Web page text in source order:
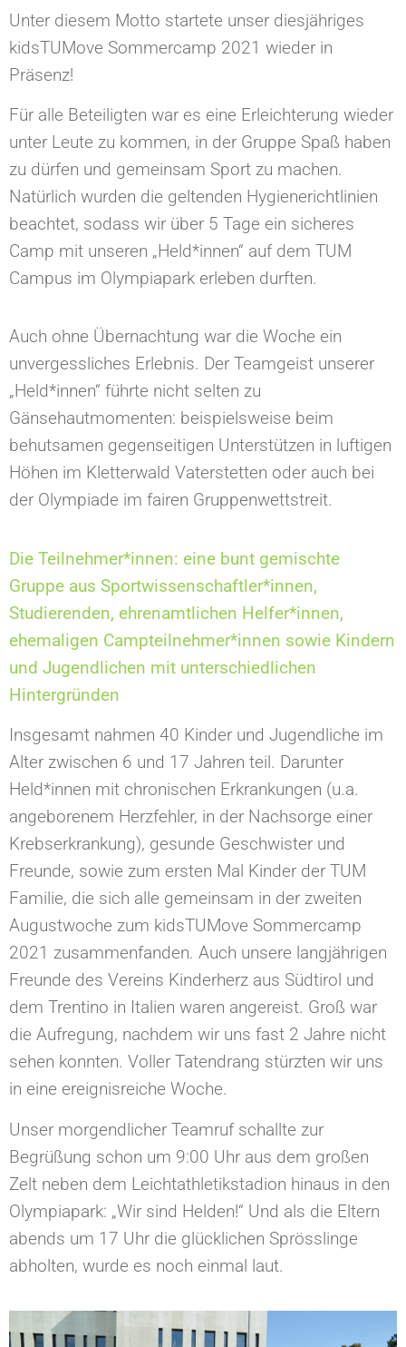
Unter diesem Motto startete unser diesjähriges
kidsTUMove Sommercamp 2021 wieder in
Präsenz!
Für alle Beteiligten war es eine Erleichterung wieder
unter Leute zu kommen, in der Gruppe Spaß haben
zu dürfen und gemeinsam Sport zu machen.
Natürlich wurden die geltenden Hygienerichtlinien
beachtet, sodass wir über 5 Tage ein sicheres
Camp mit unseren „Held*innen“ auf dem TUM
Campus im Olympiapark erleben durften.
Auch ohne Übernachtung war die Woche ein
unvergessliches Erlebnis. Der Teamgeist unserer
„Held*innen“ führte nicht selten zu
Gänsehautmomenten: beispielsweise beim
behutsamen gegenseitigen Unterstützen in luftigen
Höhen im Kletterwald Vaterstetten oder auch bei
der Olympiade im fairen Gruppenwettstreit.
Die Teilnehmer*innen: eine bunt gemischte
Gruppe aus Sportwissenschaftler*innen,
Studierenden, ehrenamtlichen Helfer*innen,
ehemaligen Campteilnehmer*innen sowie Kindern
und Jugendlichen mit unterschiedlichen
Hintergründen
Insgesamt nahmen 40 Kinder und Jugendliche im
Alter zwischen 6 und 17 Jahren teil. Darunter
Held*innen mit chronischen Erkrankungen (u.a.
angeborenem Herzfehler, in der Nachsorge einer
Krebserkrankung), gesunde Geschwister und
Freunde, sowie zum ersten Mal Kinder der TUM
Familie, die sich alle gemeinsam in der zweiten
Augustwoche zum kidsTUMove Sommercamp
2021 zusammenfanden. Auch unsere langjährigen
Freunde des Vereins Kinderherz aus Südtirol und
dem Trentino in Italien waren angereist. Groß war
die Aufregung, nachdem wir uns fast 2 Jahre nicht
sehen konnten. Voller Tatendrang stürzten wir uns
in eine ereignisreiche Woche.
Unser morgendlicher Teamruf schallte zur
Begrüßung schon um 9:00 Uhr aus dem großen
Zelt neben dem Leichtathletikstadion hinaus in den
Olympiapark: „Wir sind Helden!“ Und als die Eltern
abends um 17 Uhr die glücklichen Sprösslinge
abholten, wurde es noch einmal laut.